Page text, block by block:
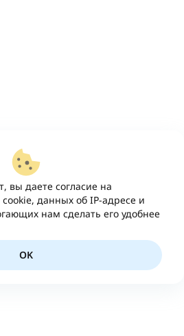
вы даете согласие на
данных об IP-адресе и
нам сделать его удобнее
OK